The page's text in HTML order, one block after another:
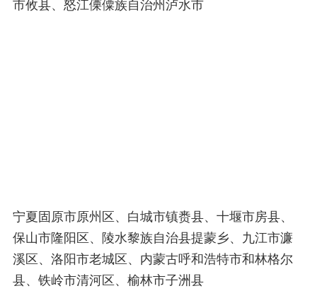
市攸县、怒江傈僳族自治州泸水市
宁夏固原市原州区、白城市镇赉县、十堰市房县、
保山市隆阳区、陵水黎族自治县提蒙乡、九江市濂
溪区、洛阳市老城区、内蒙古呼和浩特市和林格尔
县、铁岭市清河区、榆林市子洲县